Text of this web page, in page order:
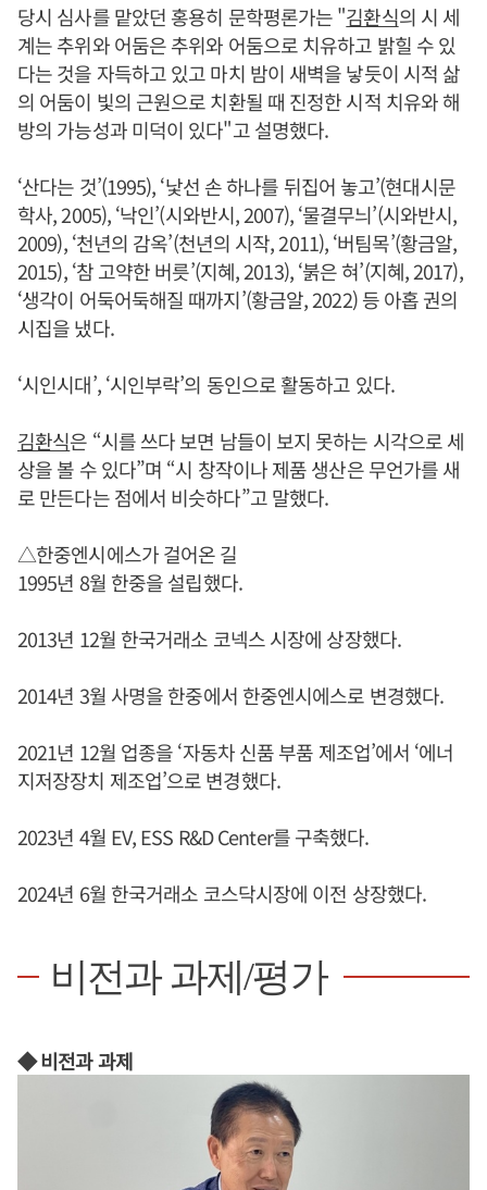
당시 심사를 맡았던 홍용히 문학평론가는 "김환식의 시 세
계는 추위와 어둠은 추위와 어둠으로 치유하고 밝힐 수 있
다는 것을 자득하고 있고 마치 밤이 새벽을 낳듯이 시적 삶
의 어둠이 빛의 근원으로 치환될 때 진정한 시적 치유와 해
방의 가능성과 미덕이 있다"고 설명했다.
‘산다는 것’(1995), ‘낯선 손 하나를 뒤집어 놓고’(현대시문
학사, 2005), ‘낙인’(시와반시, 2007), ‘물결무늬’(시와반시,
2009), ‘천년의 감옥’(천년의 시작, 2011), ‘버팀목’(황금알,
2015), ‘참 고약한 버릇’(지혜, 2013), ‘붉은 혀’(지혜, 2017),
‘생각이 어둑어둑해질 때까지’(황금알, 2022) 등 아홉 권의
시집을 냈다.
‘시인시대’, ‘시인부락’의 동인으로 활동하고 있다.
김환식은 “시를 쓰다 보면 남들이 보지 못하는 시각으로 세
상을 볼 수 있다”며 “시 창작이나 제품 생산은 무언가를 새
로 만든다는 점에서 비슷하다”고 말했다.
△한중엔시에스가 걸어온 길
1995년 8월 한중을 설립했다.
2013년 12월 한국거래소 코넥스 시장에 상장했다.
2014년 3월 사명을 한중에서 한중엔시에스로 변경했다.
2021년 12월 업종을 ‘자동차 신품 부품 제조업’에서 ‘에너
지저장장치 제조업’으로 변경했다.
2023년 4월 EV, ESS R&D Center를 구축했다.
2024년 6월 한국거래소 코스닥시장에 이전 상장했다.
비전과 과제/평가
◆ 비전과 과제